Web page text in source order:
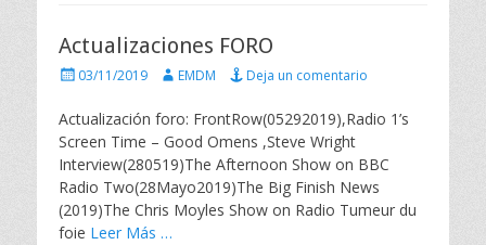
e
lActualizaciones FORO
P
b
l
i
c
a
d
o
03/11/2019
A
t
EMDM Deja un comentario
Actualización foro: FrontRow(05292019),Radio 1’s
Screen Time – Good Omens ,Steve Wright
Interview(280519)The Afternoon Show on BBC
Radio Two(28Mayo2019)The Big Finish News
(2019)The Chris Moyles Show on Radio Tumeur du
foie Leer Más …